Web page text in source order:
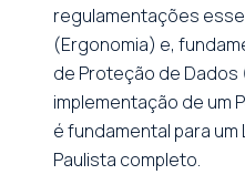
regulamentações
(Ergonomia) e,
de Proteção de Dados
implementação de um
é fundamental para um
Paulista completo.